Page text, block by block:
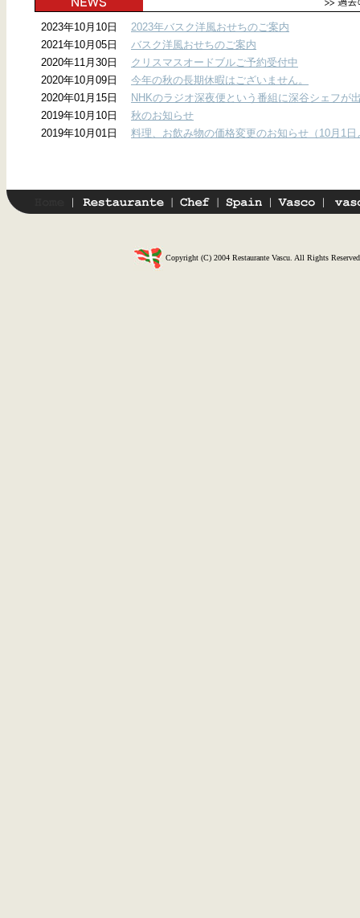
Copyright (C) 2004 Restaurante Vascu. All Rights